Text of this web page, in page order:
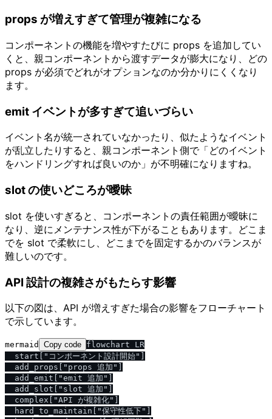
props が増えすぎて管理が複雑になる
コンポーネントの機能を増やすたびに props を追加してい
くと、親コンポーネントから渡すデータが膨大になり、どの
props が必須でどれがオプションなのか分かりにくくなり
ます。
emit イベントが多すぎて追いづらい
イベント名が統一されていなかったり、似たようなイベント
が乱立したりすると、親コンポーネント側で「どのイベント
をハンドリングすれば良いのか」が不明確になりますね。
slot の使いどころが曖昧
slot を使いすぎると、コンポーネントの責任範囲が曖昧に
なり、逆にメンテナンス性が下がることもあります。どこま
でを slot で柔軟にし、どこまでを固定するかのバランスが
難しいのです。
API 設計の複雑さがもたらす影響
以下の図は、API が増えすぎた場合の影響をフローチャート
で示しています。
mermaid Copy code flowchart LR
  start["コンポーネント設計開始"]
  add_props["props 追加"]
  add_emit["emit 追加"]
  add_slot["slot 追加"]
  complex["API が複雑化"]
  hard_to_maintain["保守性低下"]